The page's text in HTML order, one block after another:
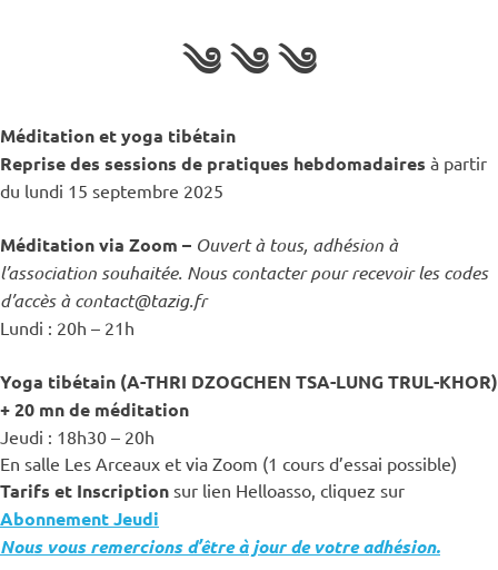
༄ ༄ ༄
Méditation et yoga tibétain
Reprise des sessions de pratiques hebdomadaires à partir
du lundi 15 septembre 2025
Méditation via Zoom – Ouvert à tous, adhésion à
l’association souhaitée. Nous contacter pour recevoir les codes
d’accès à contact@tazig.fr
Lundi : 20h – 21h
Yoga tibétain (A-THRI DZOGCHEN TSA-LUNG TRUL-KHOR)
+ 20 mn de méditation
Jeudi : 18h30 – 20h
En salle Les Arceaux et via Zoom (1 cours d’essai possible)
Tarifs et Inscription sur lien Helloasso, cliquez sur
Abonnement Jeudi
Nous vous remercions d’être à jour de votre adhésion.